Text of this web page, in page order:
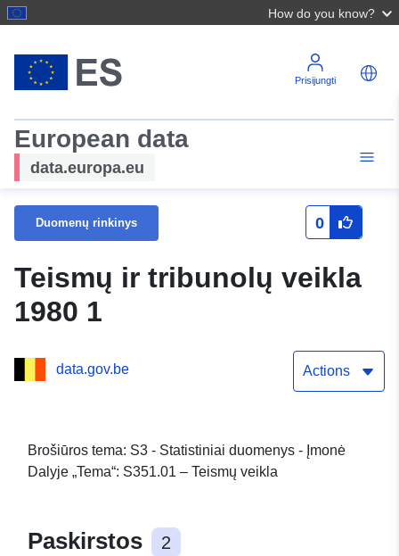
How do you know?
Prisijungti
European data
data.europa.eu
Duomenų rinkinys 0
Teismų ir tribunolų veikla
1980 1
data.gov.be Actions
Brošiūros tema: S3 - Statistiniai duomenys - Įmonė
Dalyje „Tema“: S351.01 – Teismų veikla
Paskirstos 2